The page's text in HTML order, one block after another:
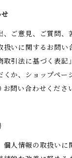
、ご意見、ご質問、
扱いに関するお問い
取引法に基づく表記
くか、ショップペー
問い合わせくださ
個人情報の取扱いに